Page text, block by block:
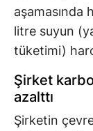
aşamasında
litre suyun
tüketimi)
Şirket
azalttı
Şirketin